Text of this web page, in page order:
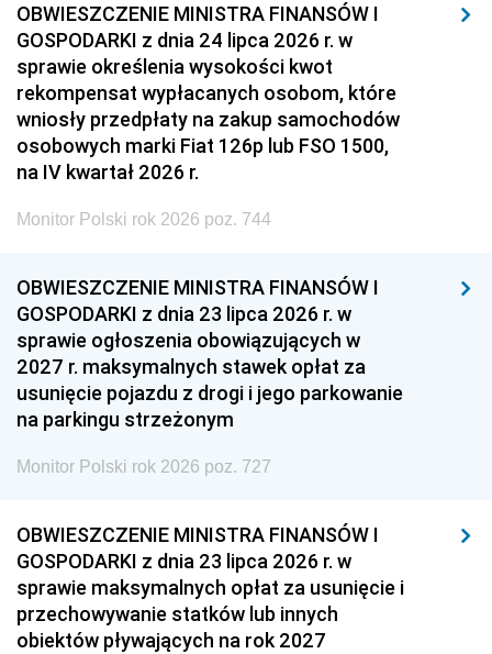
OBWIESZCZENIE MINISTRA FINANSÓW I
GOSPODARKI z dnia 24 lipca 2026 r. w
sprawie określenia wysokości kwot
rekompensat wypłacanych osobom, które
wniosły przedpłaty na zakup samochodów
osobowych marki Fiat 126p lub FSO 1500,
na IV kwartał 2026 r.
Monitor Polski rok 2026 poz. 744
OBWIESZCZENIE MINISTRA FINANSÓW I
GOSPODARKI z dnia 23 lipca 2026 r. w
sprawie ogłoszenia obowiązujących w
2027 r. maksymalnych stawek opłat za
usunięcie pojazdu z drogi i jego parkowanie
na parkingu strzeżonym
Monitor Polski rok 2026 poz. 727
OBWIESZCZENIE MINISTRA FINANSÓW I
GOSPODARKI z dnia 23 lipca 2026 r. w
sprawie maksymalnych opłat za usunięcie i
przechowywanie statków lub innych
obiektów pływających na rok 2027